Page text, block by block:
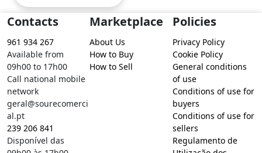
Contacts
961 934 267
Available from
09h00 to 17h00
Call national mobile
network
geral@sourecomerci
al.pt
239 206 841
Disponível das
Marketplace
About Us
How to Buy
How to Sell
Policies
Privacy Policy
Cookie Policy
General conditions
of use
Conditions of use for
buyers
Conditions of use for
sellers
Regulamento de